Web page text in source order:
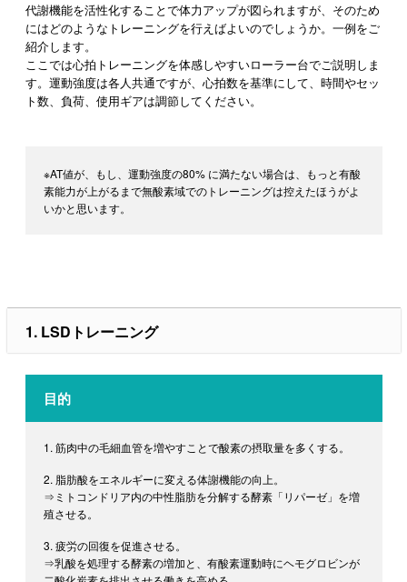
代謝機能を活性化することで体力アップが図られますが、そのため
にはどのようなトレーニングを行えばよいのでしょうか。一例をご
紹介します。
ここでは心拍トレーニングを体感しやすいローラー台でご説明しま
す。運動強度は各人共通ですが、心拍数を基準にして、時間やセッ
ト数、負荷、使用ギアは調節してください。
※AT値が、もし、運動強度の80% に満たない場合は、もっと有酸
素能力が上がるまで無酸素域でのトレーニングは控えたほうがよ
いかと思います。
1. LSDトレーニング
目的
1. 筋肉中の毛細血管を増やすことで酸素の摂取量を多くする。
2. 脂肪酸をエネルギーに変える体謝機能の向上。
⇒ミトコンドリア内の中性脂肪を分解する酵素「リパーゼ」を増
殖させる。
3. 疲労の回復を促進させる。
⇒乳酸を処理する酵素の増加と、有酸素運動時にヘモグロビンが